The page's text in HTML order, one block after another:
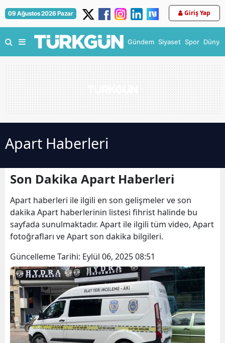
09 Ağustos 2026 Pazar Giriş Yap
Gündem Siyaset Spor Dünya
Apart Haberleri
Son Dakika Apart Haberleri
Apart haberleri ile ilgili en son gelişmeler ve son
dakika Apart haberlerinin listesi fihrist halinde bu
sayfada sunulmaktadır. Apart ile ilgili tüm video, Apart
fotoğrafları ve Apart son dakika bilgileri.
Güncelleme Tarihi: Eylül 06, 2025 08:51